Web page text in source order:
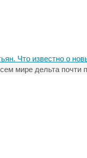
мире дельта почти